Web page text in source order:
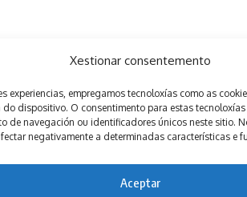
Xestionar consentemento
experiencias, empregamos tecnoloxías como as
do dispositivo. O consentimento para estas
de navegación ou identificadores únicos neste sitio.
negativamente a determinadas características e
Aceptar